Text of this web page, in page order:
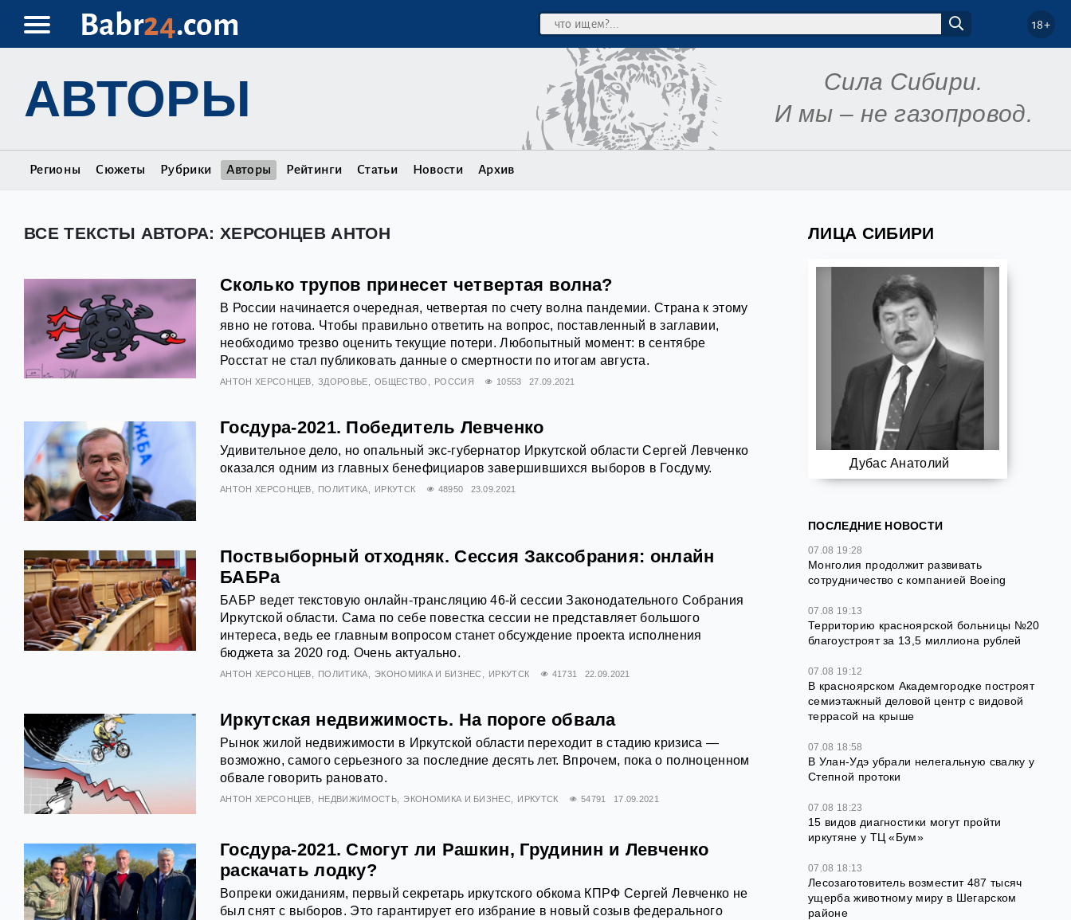
Babr24.com 18+
Сила Сибири.
И мы – не газопровод.
АВТОРЫ
Регионы Сюжеты Рубрики Авторы Рейтинги Статьи Новости Архив
ВСЕ ТЕКСТЫ АВТОРА: ХЕРСОНЦЕВ АНТОН
Сколько трупов принесет четвертая волна?
В России начинается очередная, четвертая по счету волна пандемии. Страна к этому
явно не готова. Чтобы правильно ответить на вопрос, поставленный в заглавии,
необходимо трезво оценить текущие потери. Любопытный момент: в сентябре
Росстат не стал публиковать данные о смертности по итогам августа.
АНТOН ХЕРСОНЦЕВ ЗДОРОВЬЕ ОБЩЕСТВО РОССИЯ 10553 27.09.2021
Госдура-2021. Победитель Левченко
Удивительное дело, но опальный экс-губернатор Иркутской области Сергей Левченко
оказался одним из главных бенефициаров завершившихся выборов в Госдуму.
АНТOН ХЕРСОНЦЕВ ПОЛИТИКА ИРКУТСК 48950 23.09.2021
Поствыборный отходняк. Сессия Заксобрания: онлайн
БАБРа
БАБР ведет текстовую онлайн-трансляцию 46-й сессии Законодательного Собрания
Иркутской области. Сама по себе повестка сессии не представляет большого
интереса, ведь ее главным вопросом станет обсуждение проекта исполнения
бюджета за 2020 год. Очень актуально.
АНТOН ХЕРСОНЦЕВ ПОЛИТИКА ЭКОНОМИКА И БИЗНЕС ИРКУТСК 41731 22.09.2021
Иркутская недвижимость. На пороге обвала
Рынок жилой недвижимости в Иркутской области переходит в стадию кризиса —
возможно, самого серьезного за последние десять лет. Впрочем, пока о полноценном
обвале говорить рановато.
АНТOН ХЕРСОНЦЕВ НЕДВИЖИМОСТЬ ЭКОНОМИКА И БИЗНЕС ИРКУТСК 54791 17.09.2021
Госдура-2021. Смогут ли Рашкин, Грудинин и Левченко
раскачать лодку?
Вопреки ожиданиям, первый секретарь иркутского обкома КПРФ Сергей Левченко не
был снят с выборов. Это гарантирует его избрание в новый созыв федерального
ЛИЦА СИБИРИ
Дубас Анатолий
ПОСЛЕДНИЕ НОВОСТИ
07.08 19:28
Монголия продолжит развивать
сотрудничество с компанией Boeing
07.08 19:13
Территорию красноярской больницы №20
благоустроят за 13,5 миллиона рублей
07.08 19:12
В красноярском Академгородке построят
семиэтажный деловой центр с видовой
террасой на крыше
07.08 18:58
В Улан-Удэ убрали нелегальную свалку у
Степной протоки
07.08 18:23
15 видов диагностики могут пройти
иркутяне у ТЦ «Бум»
07.08 18:13
Лесозаготовитель возместит 487 тысяч
ущерба животному миру в Шегарском
районе